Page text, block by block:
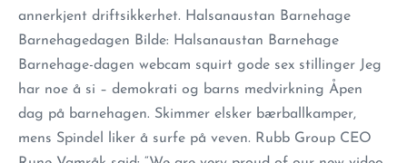
annerkjent driftsikkerhet. Halsanaustan Barnehage
Barnehagedagen Bilde: Halsanaustan Barnehage
Barnehage-dagen webcam squirt gode sex stillinger Jeg
har noe å si – demokrati og barns medvirkning Åpen
dag på barnehagen. Skimmer elsker bærballkamper,
mens Spindel liker å surfe på veven. Rubb Group CEO